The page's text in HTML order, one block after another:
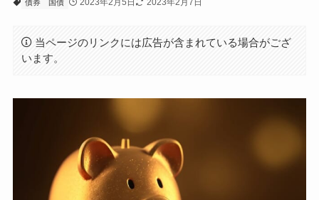
債券 国債 2023年2月5日 2023年2月7日
当ページのリンクには広告が含まれている場合がござ
います。